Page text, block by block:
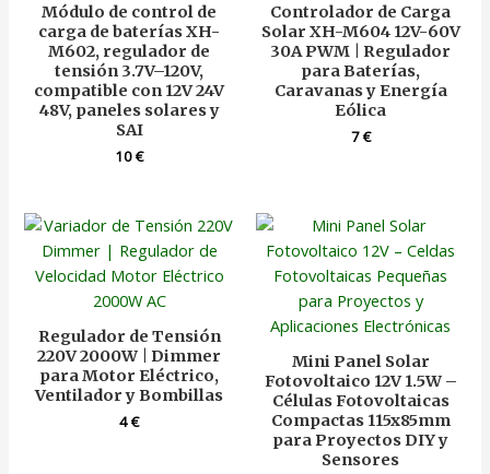
Módulo de control de
carga de baterías XH-
M602, regulador de
tensión 3.7V–120V,
compatible con 12V 24V
48V, paneles solares y
SAI
10€
Controlador de Carga
Solar XH-M604 12V-60V
30A PWM | Regulador
para Baterías,
Caravanas y Energía
Eólica
7€
Regulador de Tensión
220V 2000W | Dimmer
para Motor Eléctrico,
Ventilador y Bombillas
4€
Mini Panel Solar
Fotovoltaico 12V 1.5W –
Células Fotovoltaicas
Compactas 115x85mm
para Proyectos DIY y
Sensores